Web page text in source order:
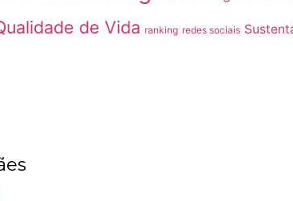
de Vida ranking redes sociais